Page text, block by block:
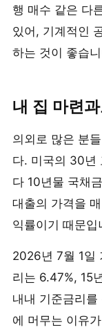
행 매수 같은 다
있어, 기계적인
하는 것이 좋습
내 집 마련
의외로 많은 분
다. 미국의 30년
다 10년물 국채
대출의 가격을
익률이기 때문입
2026년 7월 1일
리는 6.47%, 15
내내 기준금리
에 머무는 이유